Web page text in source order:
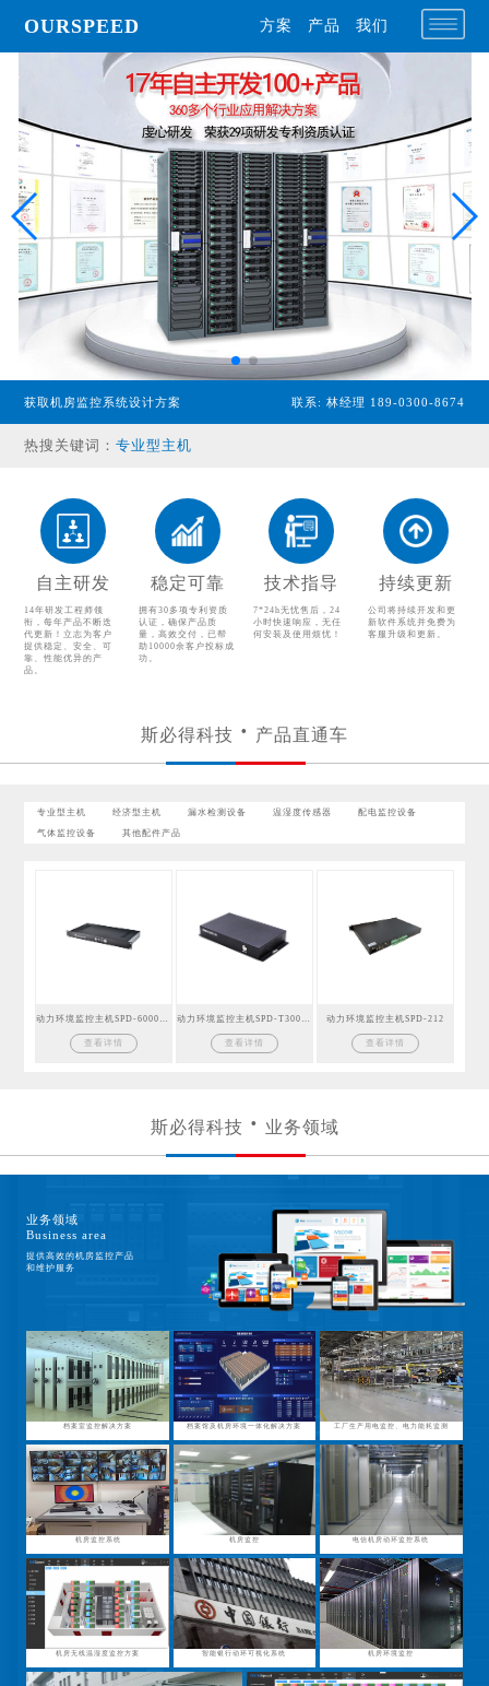
OURSPEED 方案 产品 我们
获取机房监控系统设计方案 联系: 林经理 189-0300-8674
热搜关键词：专业型主机
漏水检测设备
温湿度传感器
配电监控设备
气体监控设备
其他配件产品
自主研发
14年研发工程师领
衔，每年产品不断迭
代更新！立志为客户
提供稳定、安全、可
靠、性能优异的产
品。
稳定可靠
拥有30多项专利资质
认证，确保产品质
量，高效交付，已帮
助10000余客户投标成
功。
技术指导
7*24h无忧售后，24
小时快速响应，无任
何安装及使用烦忧！
持续更新
公司将持续开发和更
新软件系统并免费为
客服升级和更新。
斯必得科技 产品直通车
专业型主机 经济型主机 漏水检测设备 温湿度传感器 配电监控设备
气体监控设备 其他配件产品
查看详情 查看详情
动力环境监控主机SPD-212
查看详情
斯必得科技 业务领域
业务领域
Business area
提供高效的机房监控产品
和维护服务
档案室监控解决方案 档案馆及机房环境一体化解决方案 工厂生产用电监控、电力能耗监测
机房监控系统 机房监控 电信机房动环监控系统
机房无线温湿度监控方案 智能银行动环可视化系统 机房环境监控